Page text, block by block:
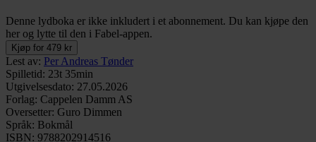
Denne lydboka er ikke inkludert i et abonnement. Du kan kjøpe den
her og lytte til den i Fabel-appen.
Kjøp for 479 kr
Lest av: Per Andreas Tønder
Spilletid: 23t 35min
Utgivelsesdato: 27.05.2026
Forlag: Cappelen Damm AS
Oversetter: Guro Dimmen
Språk: Bokmål
ISBN: 9788202914516